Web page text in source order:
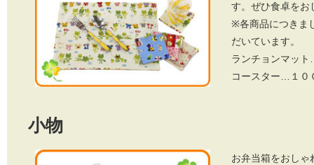
す。ぜひ食卓をお
※各商品につきま
だいています。
ランチョンマッ
コースター…１０
小物
お弁当箱をおしゃ